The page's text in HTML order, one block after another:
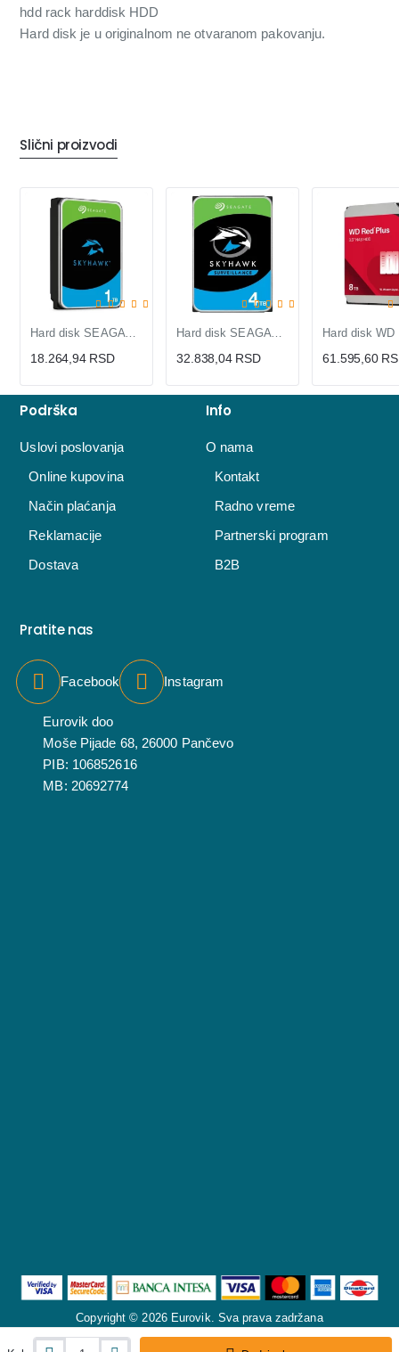
hdd rack harddisk HDD
Hard disk je u originalnom ne otvaranom pakovanju.
Slični proizvodi
Hard disk SEAGATE 1TB 3.5" SATA III 256MB SkyHawk
18.264,94 RSD
Hard disk SEAGATE 4TB 3.5 inča SATA III 256MB SkyHawk
32.838,04 RSD 61.595,60
Podrška
Uslovi poslovanja
Online kupovina
Način plaćanja
Reklamacije
Dostava
Info
O nama
Kontakt
Radno vreme
Partnerski program
B2B
Pratite nas
Facebook Instagram
Eurovik doo
Moše Pijade 68, 26000 Pančevo
PIB: 106852616
MB: 20692774
Copyright © 2026 Eurovik. Sva prava zadržana